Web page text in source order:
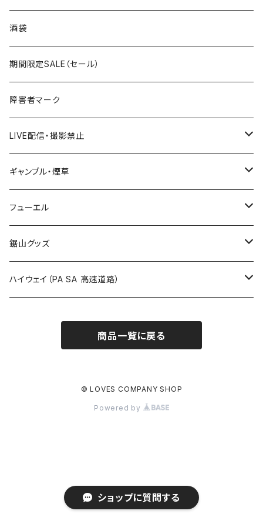
ショップに質問する
国道600～699号線
国道700～799号線
ROUTE600～699号線
ROUTE700～799号線
ROUTE 100～199号線
ROUTE 600～699号線
ROUTE 700～799号線
ROUTE 0～99号線
ROUTE 100～199号線
ROUTE 600～699号線
ROUTE 700～799号線
岩手県
宮城県
秋田県
Tシャツ
ステッカー
山形県
福島県
茨城県
栃木県
群馬県
ホテルキーホルダー
酒袋
期間限定SALE（セール）
障害者マーク
LIVE配信・撮影禁止
LIVE配信禁止
撮影禁止
ギャンブル・煙草
ホテルキーホルダー
たばこ・禁煙ステッカー
フューエル
ステッカー
鋸山グッズ
Tシャツ
ハイウェイ（PA SA 高速道路）
商品一覧に戻る
© LOVES COMPANY SHOP
Powered by